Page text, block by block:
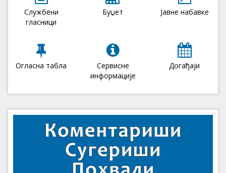
Службени
гласници
Буџет Јавне набавке
Огласна табла
Сервисне
информације
Догађаји